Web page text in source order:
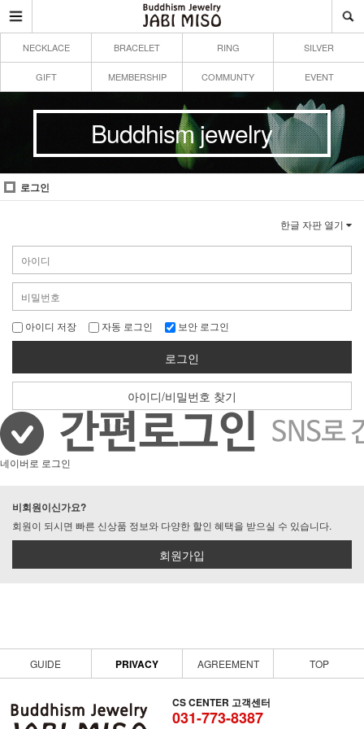
NECKLACE BRACELET RING SILVER
GIFT MEMBERSHIP COMMUNTY EVENT
Buddhism jewelry
로그인
한글 자판 열기
아이디 저장 자동 로그인 보안 로그인
로그인
아이디/비밀번호 찾기
네이버로 로그인
비회원이신가요?
회원이 되시면 빠른 신상품 정보와 다양한 할인 혜택을 받으실 수 있습니다.
회원가입
GUIDE PRIVACY AGREEMENT TOP
CS CENTER 고객센터
031-773-8387